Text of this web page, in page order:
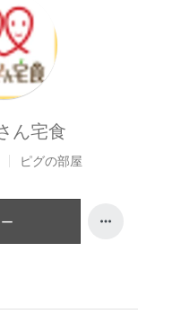
ん宅食
ピグの部屋